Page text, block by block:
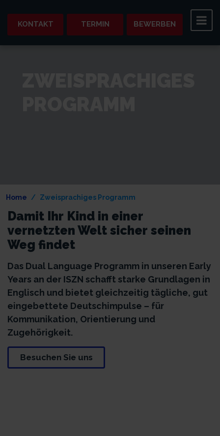
KONTAKT TERMIN BEWERBEN
Home Zweisprachiges Programm
Damit Ihr Kind in einer
vernetzten Welt sicher seinen
Weg findet
Das Dual Language Programm in unseren Early
Years an der ISZN schafft starke Grundlagen in
Englisch und bietet gleichzeitig tägliche, gut
eingebettete Deutschimpulse – für
Kommunikation, Orientierung und
Zugehörigkeit.
Besuchen Sie uns